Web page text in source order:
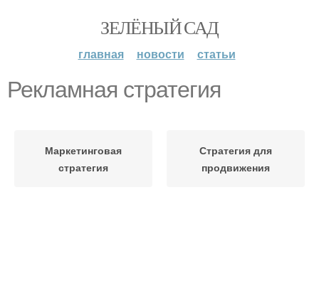
ЗЕЛЁНЫЙ САД
главная новости статьи
Рекламная стратегия
Маркетинговая
стратегия
Стратегия для
продвижения